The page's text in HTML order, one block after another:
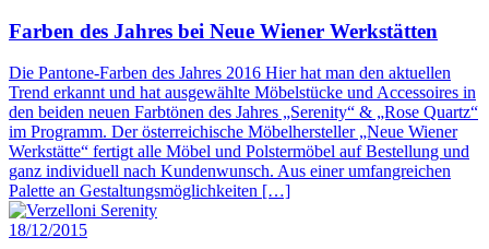
Farben des Jahres bei Neue Wiener Werkstätten
Die Pantone-Farben des Jahres 2016 Hier hat man den aktuellen
Trend erkannt und hat ausgewählte Möbelstücke und Accessoires in
den beiden neuen Farbtönen des Jahres „Serenity“ & „Rose Quartz“
im Programm. Der österreichische Möbelhersteller „Neue Wiener
Werkstätte“ fertigt alle Möbel und Polstermöbel auf Bestellung und
ganz individuell nach Kundenwunsch. Aus einer umfangreichen
Palette an Gestaltungsmöglichkeiten […]
18/12/2015